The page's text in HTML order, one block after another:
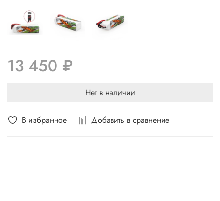
В избранное Добавить в сравнение
13 450 ₽
Нет в наличии